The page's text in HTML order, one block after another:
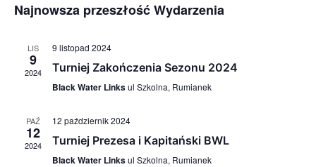
Najnowsza przeszłość Wydarzenia
LIS
9
2024
9 listopad 2024
Turniej Zakończenia Sezonu 2024
Black Water Linksul Szkolna, Rumianek
PAŹ
12
2024
12 październik 2024
Turniej Prezesa i Kapitański BWL
Black Water Linksul Szkolna, Rumianek